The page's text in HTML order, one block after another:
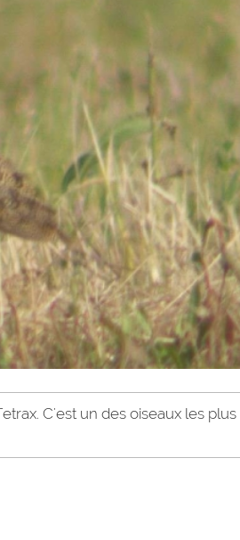
C'est un des oiseaux les plus